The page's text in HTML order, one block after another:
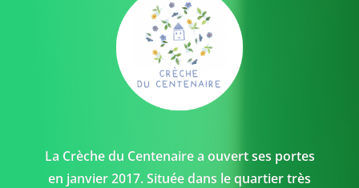
La Crèche du Centenaire a ouvert ses portes
en janvier 2017. Située dans le quartier très